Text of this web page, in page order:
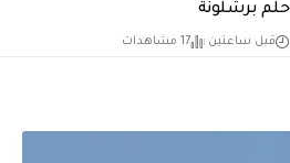
حلم برشلونة
قبل ساعتين 17 مشاهدات